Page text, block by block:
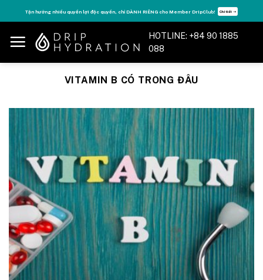
to
content
Tận hưởng nhiều quyền lợi độc quyền, chỉ DÀNH RIÊNG cho Member DripClub! Chi tiết ➝
HOTLINE: +84 90 1885
088
VITAMIN B CÓ TRONG ĐÂU